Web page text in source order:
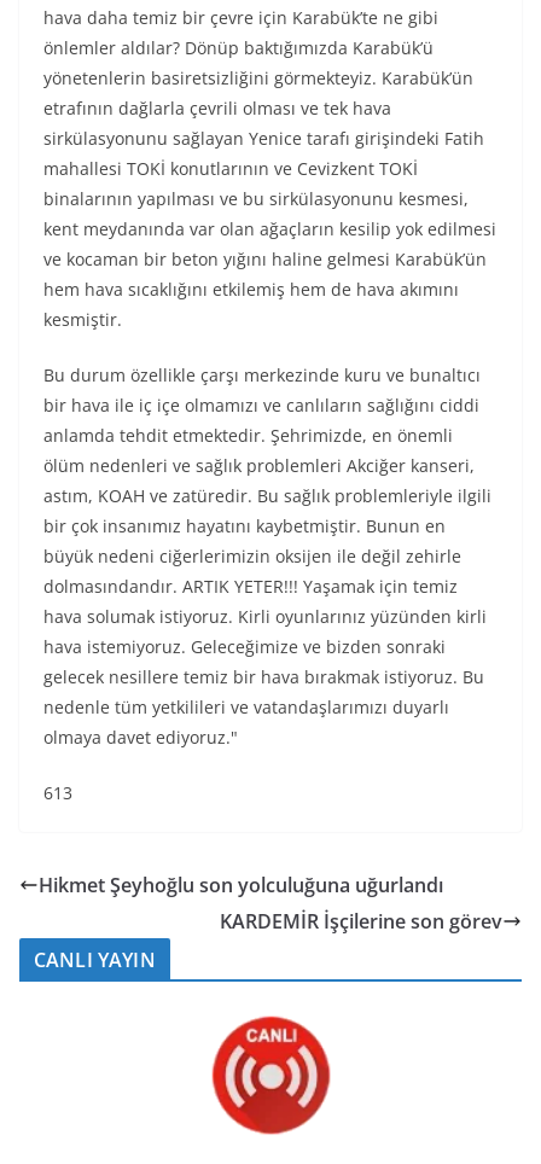
hava daha temiz bir çevre için Karabük’te ne gibi
önlemler aldılar? Dönüp baktığımızda Karabük’ü
yönetenlerin basiretsizliğini görmekteyiz. Karabük’ün
etrafının dağlarla çevrili olması ve tek hava
sirkülasyonunu sağlayan Yenice tarafı girişindeki Fatih
mahallesi TOKİ konutlarının ve Cevizkent TOKİ
binalarının yapılması ve bu sirkülasyonunu kesmesi,
kent meydanında var olan ağaçların kesilip yok edilmesi
ve kocaman bir beton yığını haline gelmesi Karabük’ün
hem hava sıcaklığını etkilemiş hem de hava akımını
kesmiştir.
Bu durum özellikle çarşı merkezinde kuru ve bunaltıcı
bir hava ile iç içe olmamızı ve canlıların sağlığını ciddi
anlamda tehdit etmektedir. Şehrimizde, en önemli
ölüm nedenleri ve sağlık problemleri Akciğer kanseri,
astım, KOAH ve zatüredir. Bu sağlık problemleriyle ilgili
bir çok insanımız hayatını kaybetmiştir. Bunun en
büyük nedeni ciğerlerimizin oksijen ile değil zehirle
dolmasındandır. ARTIK YETER!!! Yaşamak için temiz
hava solumak istiyoruz. Kirli oyunlarınız yüzünden kirli
hava istemiyoruz. Geleceğimize ve bizden sonraki
gelecek nesillere temiz bir hava bırakmak istiyoruz. Bu
nedenle tüm yetkilileri ve vatandaşlarımızı duyarlı
olmaya davet ediyoruz."
613
Hikmet Şeyhoğlu son yolculuğuna uğurlandı
KARDEMİR İşçilerine son görev
CANLI YAYIN